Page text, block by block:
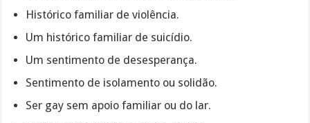
Histórico familiar de violência.
Um histórico familiar de suicídio.
Um sentimento de desesperança.
Sentimento de isolamento ou solidão.
Ser gay sem apoio familiar ou do lar.